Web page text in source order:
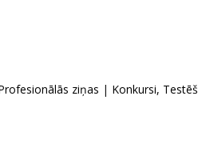
ziņas | Konkursi,